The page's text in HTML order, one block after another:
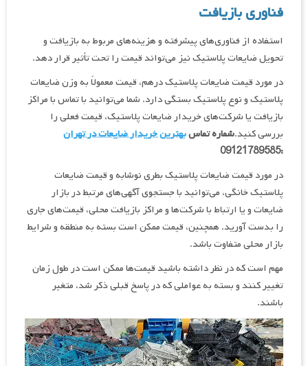
فناوری بازیافت
استفاده از فناوری‌های پیشرفته و هزینه‌های مربوط به بازیافت و
تحویل ضایعات پلاستیک نیز می‌تواند قیمت را تحت تأثیر قرار دهد.
در مورد قیمت ضایعات پلاستیک درهم، قیمت معمولاً به وزن ضایعات
پلاستیک و نوع پلاستیک بستگی دارد. شما می‌توانید با تماس با مراکز
بازیافت یا شرکت‌های خریدار ضایعات پلاستیک، قیمت فعلی را
بررسی کنید.شماره تماسبهترین خریدار ضایعات در تهران
:09121789585
در مورد قیمت ضایعات پلاستیک بطری نوشابه و قیمت ضایعات
پلاستیک خانگی، می‌توانید با جستجوی آگهی‌های مرتبط در بازار
ضایعات و یا ارتباط با شرکت‌ها و مراکز بازیافت محلی، قیمت‌های جاری
را بدست آورید. همچنین، قیمت ممکن است بسته به منطقه و شرایط
بازار محلی متفاوت باشد.
مهم است که در نظر داشته باشید قیمت‌ها ممکن است در طول زمان
تغییر کنند و بسته به عواملی که در پاسخ قبلی ذکر شد، متغیر
باشند.